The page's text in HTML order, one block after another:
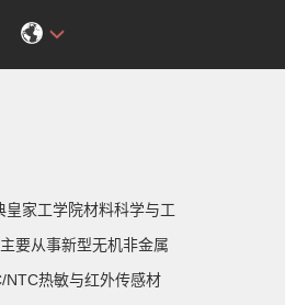
家工学院材料科学与工
要从事新型无机非金属
NTC热敏与红外传感材